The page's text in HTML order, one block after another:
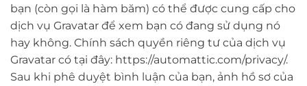
bạn (còn gọi là hàm băm) có thể được cung cấp cho
dịch vụ Gravatar để xem bạn có đang sử dụng nó
hay không. Chính sách quyền riêng tư của dịch vụ
Gravatar có tại đây: https://automattic.com/privacy/.
Sau khi phê duyệt bình luận của bạn, ảnh hồ sơ của